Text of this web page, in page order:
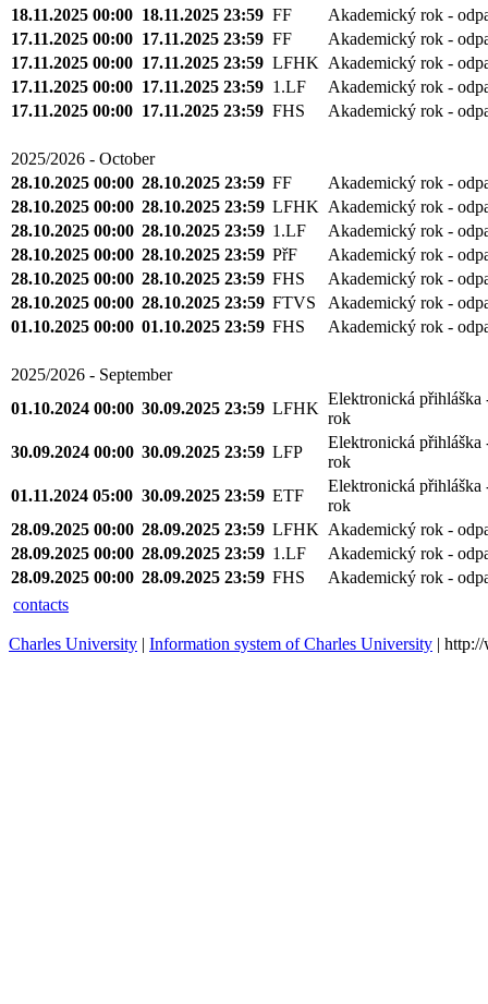
18.11.2025 00:00 18.11.2025 23:59 FF
Akademický rok -
17.11.2025 00:00 17.11.2025 23:59 FF
Akademický rok -
17.11.2025 00:00 17.11.2025 23:59 LFHK Akademický rok -
17.11.2025 00:00 17.11.2025 23:59 1.LF
Akademický rok -
17.11.2025 00:00 17.11.2025 23:59 FHS Akademický rok -
2025/2026 - October
28.10.2025 00:00 28.10.2025 23:59 FF
Akademický rok -
28.10.2025 00:00 28.10.2025 23:59 LFHK Akademický rok -
28.10.2025 00:00 28.10.2025 23:59 1.LF
Akademický rok -
28.10.2025 00:00 28.10.2025 23:59 PřF
Akademický rok -
28.10.2025 00:00 28.10.2025 23:59 FHS
Akademický rok -
28.10.2025 00:00 28.10.2025 23:59 FTVS
Akademický rok -
01.10.2025 00:00 01.10.2025 23:59 FHS Akademický rok -
2025/2026 - September
01.10.2024 00:00 30.09.2025 23:59 LFHK
Elektronická přihláška
rok
30.09.2024 00:00 30.09.2025 23:59 LFP
Elektronická přihláška
rok
01.11.2024 05:00 30.09.2025 23:59 ETF
Elektronická přihláška
rok
28.09.2025 00:00 28.09.2025 23:59 LFHK Akademický rok -
28.09.2025 00:00 28.09.2025 23:59 1.LF
Akademický rok -
28.09.2025 00:00 28.09.2025 23:59 FHS
Akademický rok -
contacts
Charles University | Information system of Charles University |